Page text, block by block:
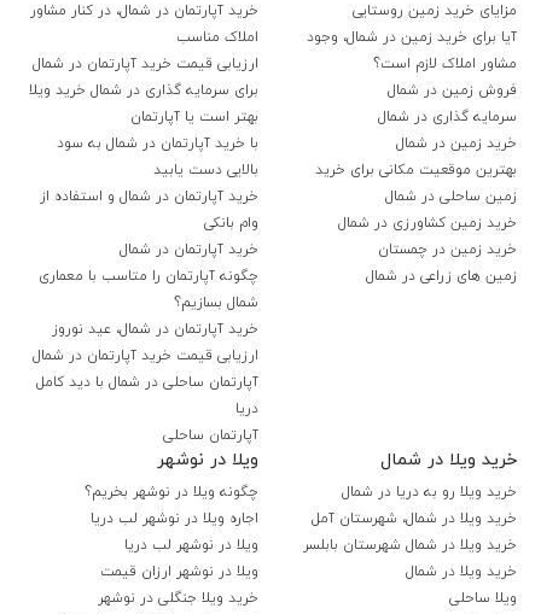
مزایای خرید زمین روستایی
آیا برای خرید زمین در شمال، وجود
مشاور املاک لازم است؟
فروش زمین در شمال
سرمایه گذاری در شمال
خرید زمین در شمال
بهترین موقعیت مکانی برای خرید
زمین ساحلی در شمال
خرید زمین کشاورزی در شمال
خرید زمین در چمستان
زمین های زراعی در شمال
خرید آپارتمان در شمال، در کنار مشاور
املاک مناسب
ارزیابی قیمت خرید آپارتمان در شمال
برای سرمایه گذاری در شمال خرید ویلا
بهتر است یا آپارتمان
با خرید آپارتمان در شمال به سود
بالایی دست یابید
خرید آپارتمان در شمال و استفاده از
وام بانکی
خرید آپارتمان در شمال
چگونه آپارتمان را متاسب با معماری
شمال بسازیم؟
خرید آپارتمان در شمال، عید نوروز
ارزیابی قیمت خرید آپارتمان در شمال
آپارتمان ساحلی در شمال با دید کامل
دریا
آپارتمان ساحلی
خرید ویلا در شمال
خرید ویلا رو به دریا در شمال
خرید ویلا در شمال، شهرستان آمل
خرید ویلا در شمال شهرستان بابلسر
خرید ویلا در شمال
ویلا ساحلی
ویلا در نوشهر
چگونه ویلا در نوشهر بخریم؟
اجاره ویلا در نوشهر لب دریا
ویلا در نوشهر لب دریا
ویلا در نوشهر ارزان قیمت
خرید ویلا جنگلی در نوشهر